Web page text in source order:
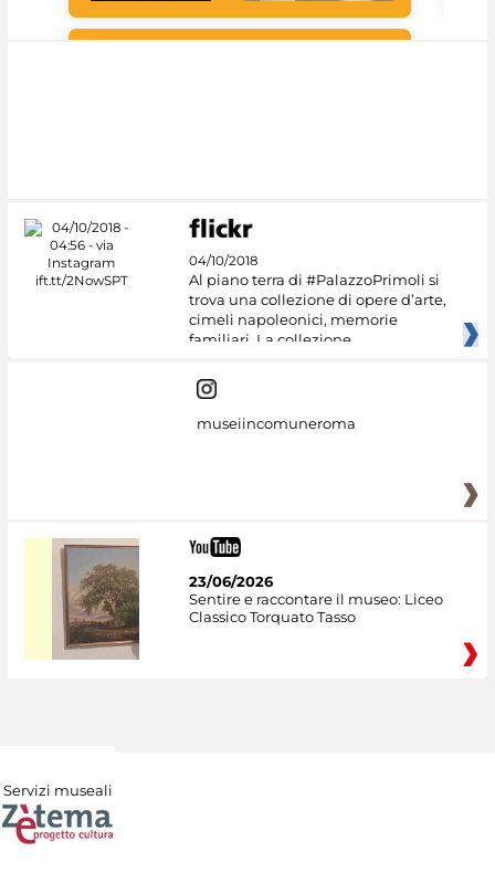
04/10/2018
Al piano terra di #PalazzoPrimoli si
trova una collezione di opere d’arte,
cimeli napoleonici, memorie
familiari. La collezione
museiincomuneroma
23/06/2026
Sentire e raccontare il museo: Liceo
Classico Torquato Tasso
Servizi museali